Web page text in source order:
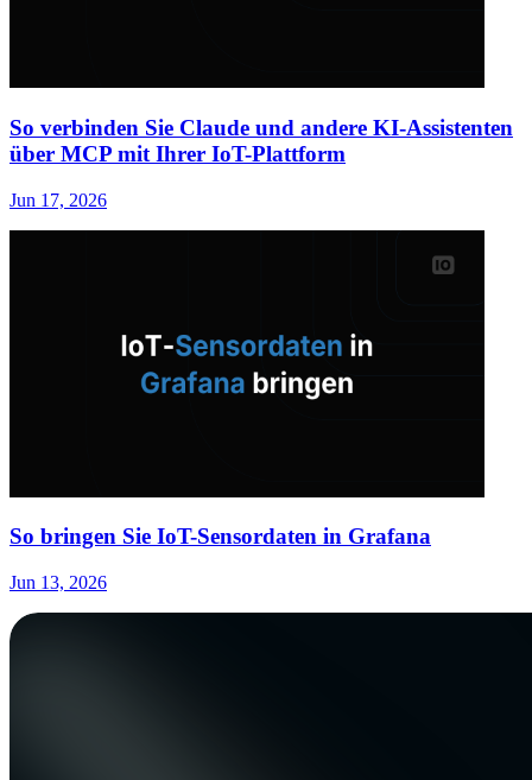
So verbinden Sie Claude und andere KI-Assistenten
über MCP mit Ihrer IoT-Plattform
Jun 17, 2026
So bringen Sie IoT-Sensordaten in Grafana
Jun 13, 2026